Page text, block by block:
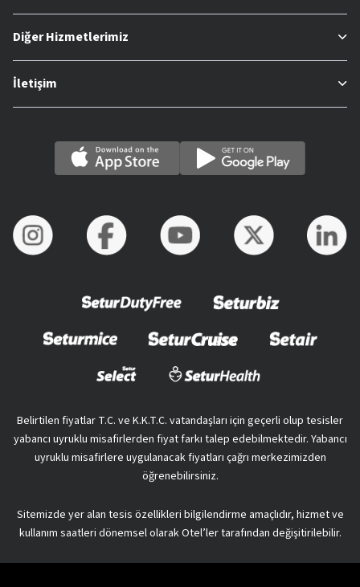
Diğer Hizmetlerimiz
İletişim
Belirtilen fiyatlar T.C. ve K.K.T.C. vatandaşları için geçerli olup tesisler
yabancı uyruklu misafirlerden fiyat farkı talep edebilmektedir. Yabancı
uyruklu misafirlere uygulanacak fiyatları çağrı merkezimizden
öğrenebilirsiniz.
Sitemizde yer alan tesis özellikleri bilgilendirme amaçlıdır, hizmet ve
kullanım saatleri dönemsel olarak Otel’ler tarafından değişitirilebilir.